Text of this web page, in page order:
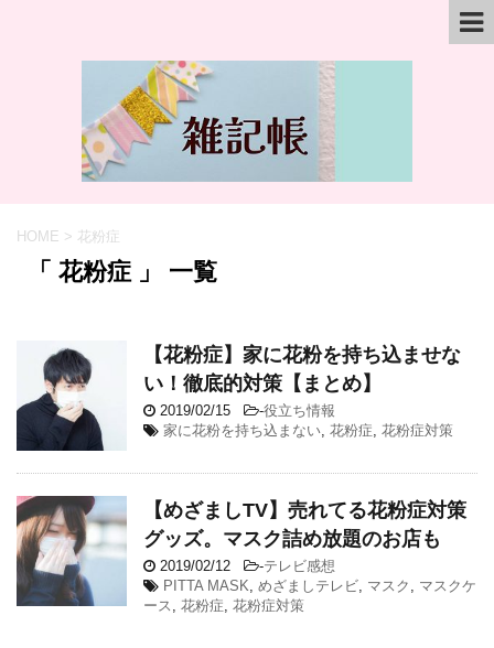
HOME > 花粉症
「 花粉症 」 一覧
【花粉症】家に花粉を持ち込ませな
い！徹底的対策【まとめ】
2019/02/15 -役立ち情報
家に花粉を持ち込まない, 花粉症, 花粉症対策
【めざましTV】売れてる花粉症対策
グッズ。マスク詰め放題のお店も
2019/02/12 -テレビ感想
PITTA MASK, めざましテレビ, マスク , マスクケ
ース , 花粉症, 花粉症対策